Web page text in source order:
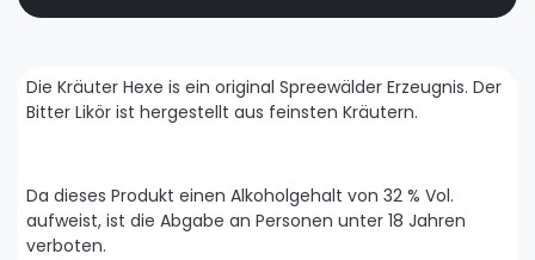
Die Kräuter Hexe is ein original Spreewälder Erzeugnis. Der
Bitter Likör ist hergestellt aus feinsten Kräutern.
Da dieses Produkt einen Alkoholgehalt von 32 % Vol.
aufweist, ist die Abgabe an Personen unter 18 Jahren
verboten.